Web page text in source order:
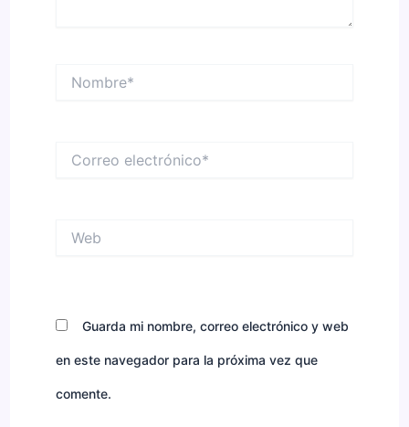
electrónico*
Guarda mi nombre, correo electrónico y web
en este navegador para la próxima vez que
comente.